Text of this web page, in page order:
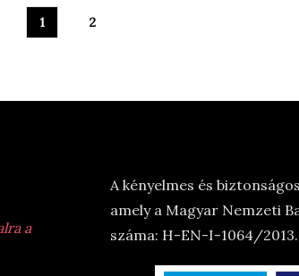
1 2
a
A kényelmes és
amely a Magyar Nemzeti
száma: H-EN-I-1064/